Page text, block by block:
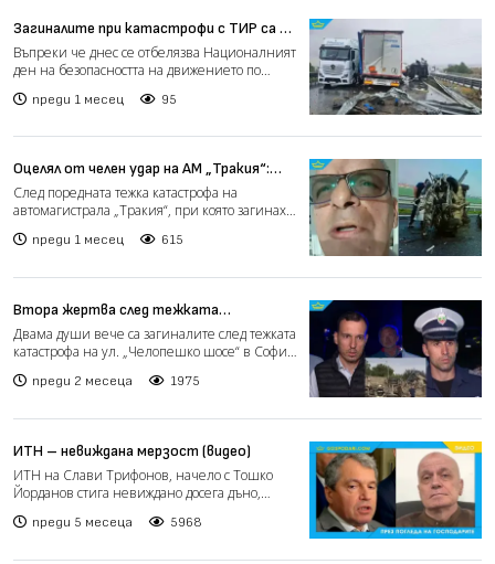
Загиналите при катастрофи с ТИР са се
увеличили с 43% за година (видео)
Въпреки че днес се отбелязва Националният
ден на безопасността на движението по
преди 1 месец 95
Оцелял от челен удар на АМ „Тракия“:
Видях как колата прелетя през
мантинелата (видео)
След поредната тежка катастрофа на
автомагистрала „Тракия“, при която загинаха
преди 1 месец 615
Втора жертва след тежката
катастрофа с автобус на „Челопешко
шосе“ в София (видео)
Двама души вече са загиналите след тежката
катастрофа на ул. „Челопешко шосе“ в София,
преди 2 месеца 1975
ИТН – невиждана мерзост (видео)
ИТН на Слави Трифонов, начело с Тошко
Йорданов стига невиждано досега дъно,
преди 5 месеца 5968